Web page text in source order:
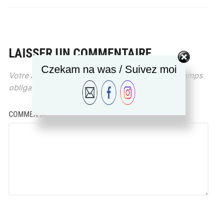
LAISSER UN COMMENTAIRE
Votre adresse e-mail ne sera pas publiée. Les champs
obligatoires sont indiqués avec*
COMMENTAIRE*
Czekam na was / Suivez moi